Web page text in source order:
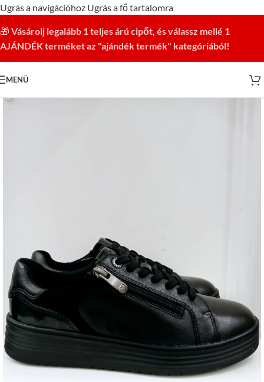
Ugrás a navigációhoz Ugrás a fő tartalomra
🎁 Vásárolj legalább 1 teljes árú cipőt, és válassz mellé 1
AJÁNDÉK terméket az "ajándék termék" kategóriából!
MENÜ